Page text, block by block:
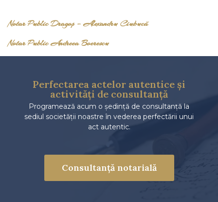
Notar Public Dragoș – Alexandru Ciubucă
Notar Public Andreea Boerescu
Perfectarea actelor autentice și
activități de consultanță
Programează acum o ședință de consultanță la
sediul societății noastre în vederea perfectării unui
act autentic.
Consultanță notarială